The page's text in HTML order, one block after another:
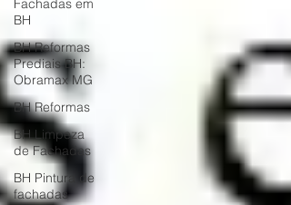
Fachadas em
BH
BH Reformas
Prediais BH:
Obramax MG
BH Reformas
BH Limpeza
de Fachadas
BH Pintura de
fachadas